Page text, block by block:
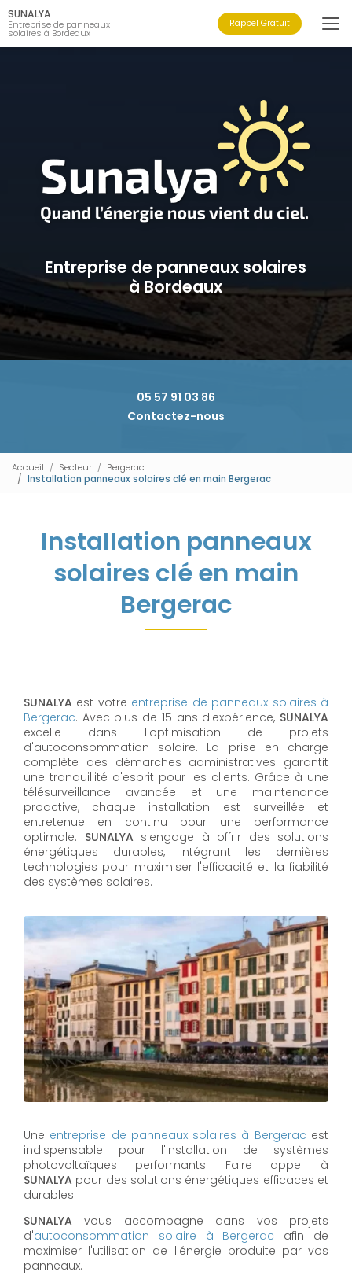
Aller
au
contenu
principal
SUNALYA
Entreprise de panneaux
solaires à Bordeaux
Rappel Gratuit
Entreprise de panneaux solaires
à Bordeaux
05 57 91 03 86
Contactez-nous
Accueil Secteur
Bergerac
Installation panneaux solaires clé en main Bergerac
Installation panneaux
solaires clé en main
Bergerac
SUNALYA est votre entreprise de panneaux solaires à
Bergerac. Avec plus de 15 ans d'expérience, SUNALYA
excelle dans l'optimisation de projets
d'autoconsommation solaire. La prise en charge
complète des démarches administratives garantit
une tranquillité d'esprit pour les clients. Grâce à une
télésurveillance avancée et une maintenance
proactive, chaque installation est surveillée et
entretenue en continu pour une performance
optimale. SUNALYA s'engage à offrir des solutions
énergétiques durables, intégrant les dernières
technologies pour maximiser l'efficacité et la fiabilité
des systèmes solaires.
Une entreprise de panneaux solaires à Bergerac est
indispensable pour l'installation de systèmes
photovoltaïques performants. Faire appel à
SUNALYA pour des solutions énergétiques efficaces et
durables.
SUNALYA vous accompagne dans vos projets
d'autoconsommation solaire à Bergerac afin de
maximiser l'utilisation de l'énergie produite par vos
panneaux.